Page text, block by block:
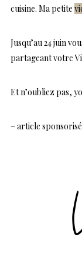
cuisine. Ma petite
Jusqu’au 24 juin
partageant votre
Et n’oubliez pas,
– article